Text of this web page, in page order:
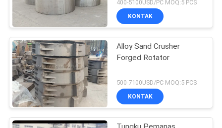
400-5100USD/PC MOQ:5 PCS
KONTAK
Alloy Sand Crusher
Forged Rotator
500-7100USD/PC MOQ:5 PCS
KONTAK